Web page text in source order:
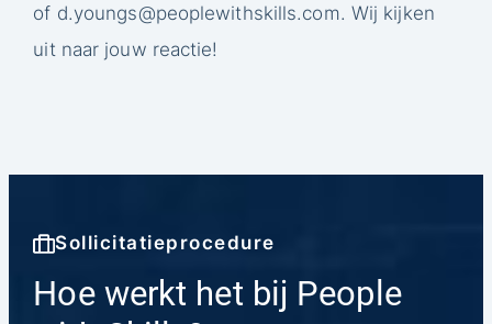
of d.youngs@peoplewithskills.com. Wij kijken
uit naar jouw reactie!
Sollicitatieprocedure
Hoe werkt het bij People